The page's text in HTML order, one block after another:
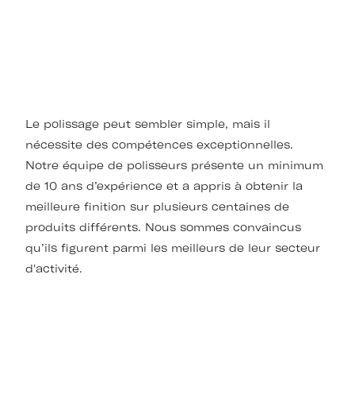
Le polissage peut sembler simple, mais il
nécessite des compétences exceptionnelles.
Notre équipe de polisseurs présente un minimum
de 10 ans d’expérience et a appris à obtenir la
meilleure finition sur plusieurs centaines de
produits différents. Nous sommes convaincus
qu’ils figurent parmi les meilleurs de leur secteur
d'activité.